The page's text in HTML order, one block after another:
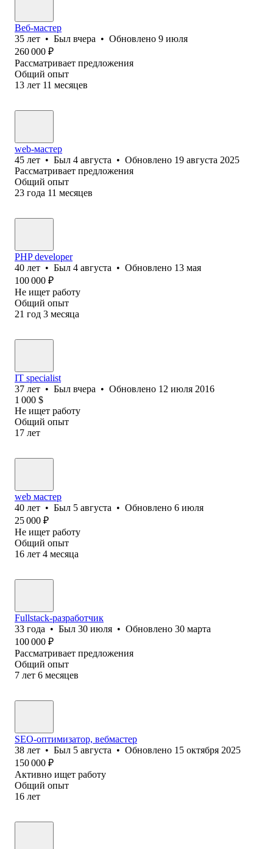
Веб-мастер
35 лет • Был вчера • Обновлено 9 июля
260 000 ₽
Рассматривает предложения
Общий опыт
13 лет 11 месяцев
web-мастер
45 лет • Был 4 августа • Обновлено 19 августа 2025
Рассматривает предложения
Общий опыт
23 года 11 месяцев
PHP developer
40 лет • Был 4 августа • Обновлено 13 мая
100 000 ₽
Не ищет работу
Общий опыт
21 год 3 месяца
IT specialist
37 лет • Был вчера • Обновлено 12 июля 2016
1 000 $
Не ищет работу
Общий опыт
17 лет
web мастер
40 лет • Был 5 августа • Обновлено 6 июля
25 000 ₽
Не ищет работу
Общий опыт
16 лет 4 месяца
Fullstack-разработчик
33 года • Был 30 июля • Обновлено 30 марта
100 000 ₽
Рассматривает предложения
Общий опыт
7 лет 6 месяцев
SEO-оптимизатор, вебмастер
38 лет • Был 5 августа • Обновлено 15 октября 2025
150 000 ₽
Активно ищет работу
Общий опыт
16 лет